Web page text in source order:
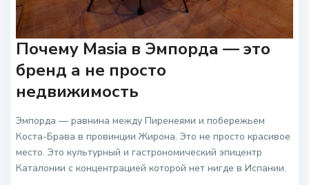
Почему Masia в Эмпорда — это
бренд а не просто
недвижимость
Эмпорда — равнина между Пиренеями и побережьем
Коста-Брава в провинции Жирона. Это не просто красивое
место. Это культурный и гастрономический эпицентр
Каталонии с концентрацией которой нет нигде в Испании.